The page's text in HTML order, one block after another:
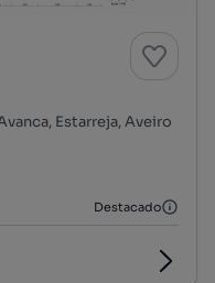
Estarreja, Aveiro
Destacado